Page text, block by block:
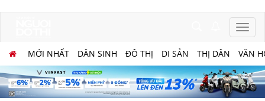
MỚI NHẤT DÂN SINH ĐÔ THỊ DI SẢN THỊ DÂN VĂN